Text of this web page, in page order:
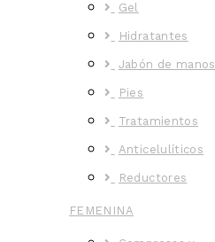
Gel
Hidratantes
Jabón de manos
Pies
Tratamientos
Anticelulíticos
Reductores
FEMENINA